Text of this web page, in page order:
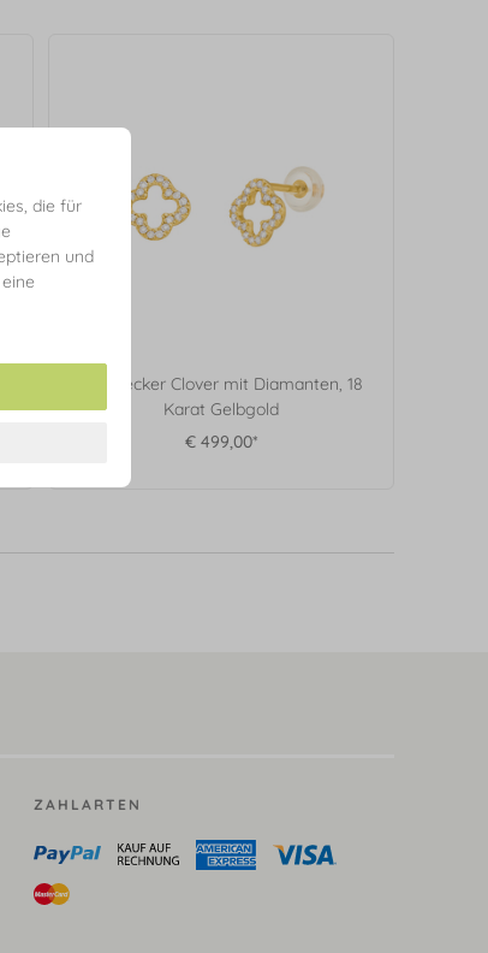
Ohrstecker Clover mit Diamanten, 18
Karat Gelbgold
€ 499,00*
ZAHLARTEN
die für
und